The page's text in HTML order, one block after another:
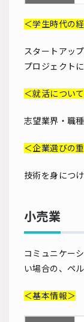
＜学生時代の
スタートアッ
プロジェクト
＜就活につい
志望業界・職
＜企業選びの
技術を身につ
小売業
コミュニケー
い場合の、ペ
＜基本情報＞